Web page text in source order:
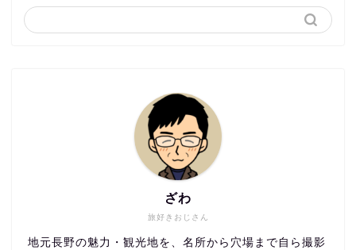
旅好きおじさん
ざわ
地元長野の魅力・観光地を、名所から穴場まで自ら撮影